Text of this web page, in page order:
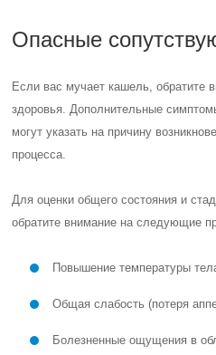
Опасные
Если вас мучает кашель, обратите
здоровья. Дополнительные
могут указать на причину
процесса.
Для оценки общего состояния и
обратите внимание на следующие
Повышение температуры
Общая слабость (потеря
Болезненные ощущения в